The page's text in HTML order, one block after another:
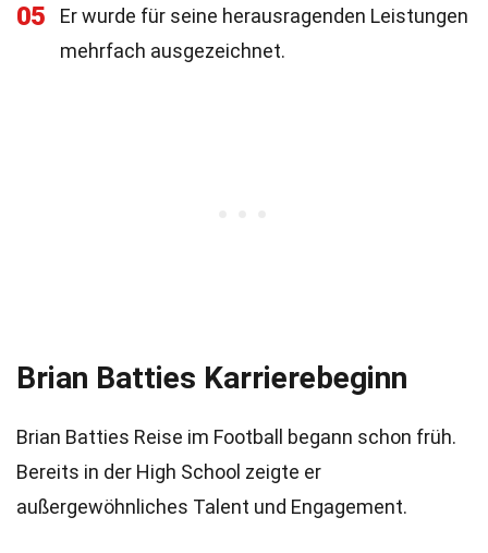
05
Er wurde für seine herausragenden Leistungen
mehrfach ausgezeichnet.
Brian Batties Karrierebeginn
Brian Batties Reise im Football begann schon früh.
Bereits in der High School zeigte er
außergewöhnliches Talent und Engagement.